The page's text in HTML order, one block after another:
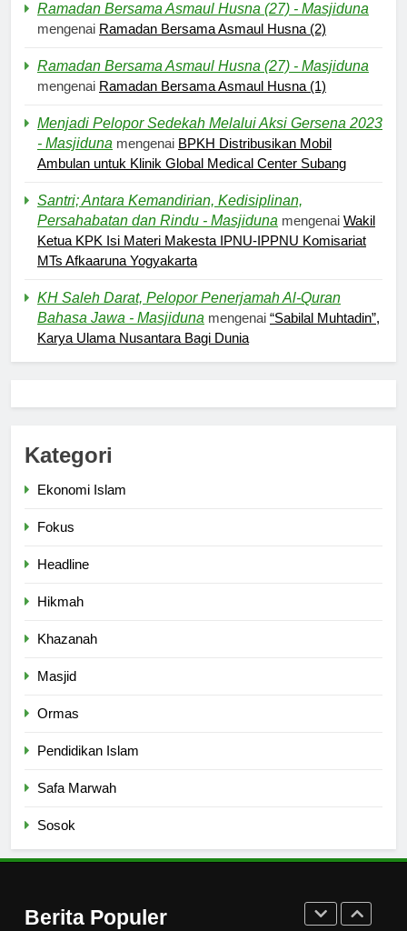
Ramadan Bersama Asmaul Husna (27) - Masjiduna
mengenai Ramadan Bersama Asmaul Husna (2)
Ramadan Bersama Asmaul Husna (27) - Masjiduna
mengenai Ramadan Bersama Asmaul Husna (1)
Menjadi Pelopor Sedekah Melalui Aksi Gersena 2023
- Masjiduna mengenai BPKH Distribusikan Mobil
Ambulan untuk Klinik Global Medical Center Subang
Santri; Antara Kemandirian, Kedisiplinan,
Persahabatan dan Rindu - Masjiduna mengenai Wakil
Ketua KPK Isi Materi Makesta IPNU-IPPNU Komisariat
MTs Afkaaruna Yogyakarta
KH Saleh Darat, Pelopor Penerjamah Al-Quran
Bahasa Jawa - Masjiduna mengenai “Sabilal Muhtadin”,
Karya Ulama Nusantara Bagi Dunia
Kategori
Ekonomi Islam
Fokus
Headline
Hikmah
Khazanah
Masjid
Ormas
Pendidikan Islam
Safa Marwah
Sosok
Berita Populer
5
Tuhan
HIKMAH
Ngopi Bareng; Romantisme
2
ke Masyarakat Lewat Camping